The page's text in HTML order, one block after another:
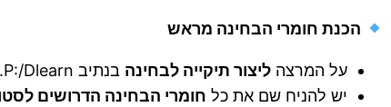
הכנת חומרי הבחינה מראש
על המרצה ליצור תיקייה לבחינה בנתיב P:/Dlearn.
יש להניח שם את כל חומרי הבחינה הדרושים